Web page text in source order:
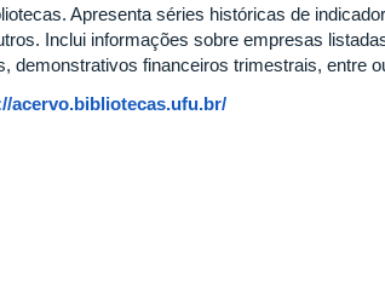
Apresenta séries históricas de
Inclui informações sobre empresas
demonstrativos financeiros trimestrais, entre
acervo.bibliotecas.ufu.br/